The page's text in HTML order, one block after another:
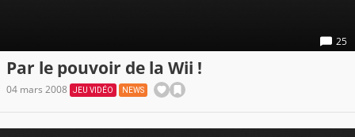
25
Par le pouvoir de la Wii !
04 mars 2008 JEU VIDÉO NEWS